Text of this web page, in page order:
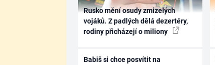
Rusko mění osudy zmizelých
vojáků. Z padlých dělá dezertéry,
rodiny přicházejí o miliony
Babiš si chce posvítit na